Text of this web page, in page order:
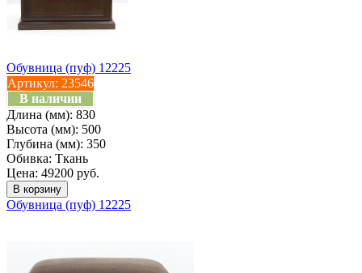
Обувница (пуф) 12225
Артикул: 23546
В наличии
Длина (мм): 830
Высота (мм): 500
Глубина (мм): 350
Обивка: Ткань
Цена: 49200 руб.
Обувница (пуф) 12225